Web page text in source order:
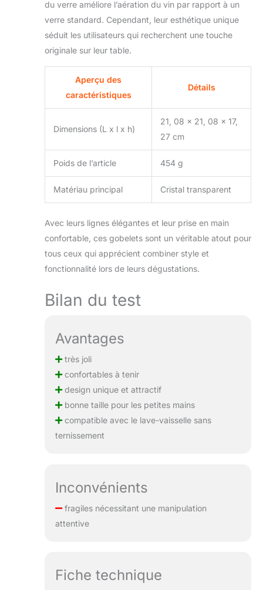
du verre améliore l’aération du vin par rapport à un
verre standard. Cependant, leur esthétique unique
séduit les utilisateurs qui recherchent une touche
originale sur leur table.
Aperçu des
caractéristiques
Détails
Dimensions (L x l x h)
21, 08 x 21, 08 x 17,
27 cm
Poids de l’article 454 g
Matériau principal Cristal transparent
Avec leurs lignes élégantes et leur prise en main
confortable, ces gobelets sont un véritable atout pour
tous ceux qui apprécient combiner style et
fonctionnalité lors de leurs dégustations.
Bilan du test
Avantages
très joli
confortables à tenir
design unique et attractif
bonne taille pour les petites mains
compatible avec le lave-vaisselle sans
ternissement
Inconvénients
fragiles nécessitant une manipulation
attentive
Fiche technique